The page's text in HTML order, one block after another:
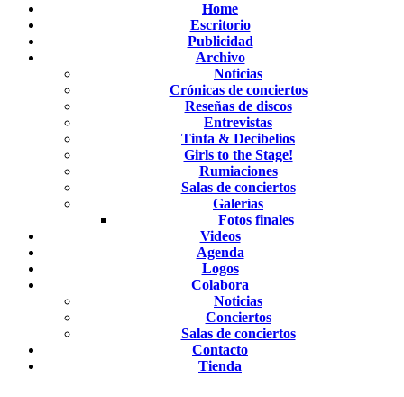
Home
Escritorio
Publicidad
Archivo
Noticias
Crónicas de conciertos
Reseñas de discos
Entrevistas
Tinta & Decibelios
Girls to the Stage!
Rumiaciones
Salas de conciertos
Galerías
Fotos finales
Videos
Agenda
Logos
Colabora
Noticias
Conciertos
Salas de conciertos
Contacto
Tienda